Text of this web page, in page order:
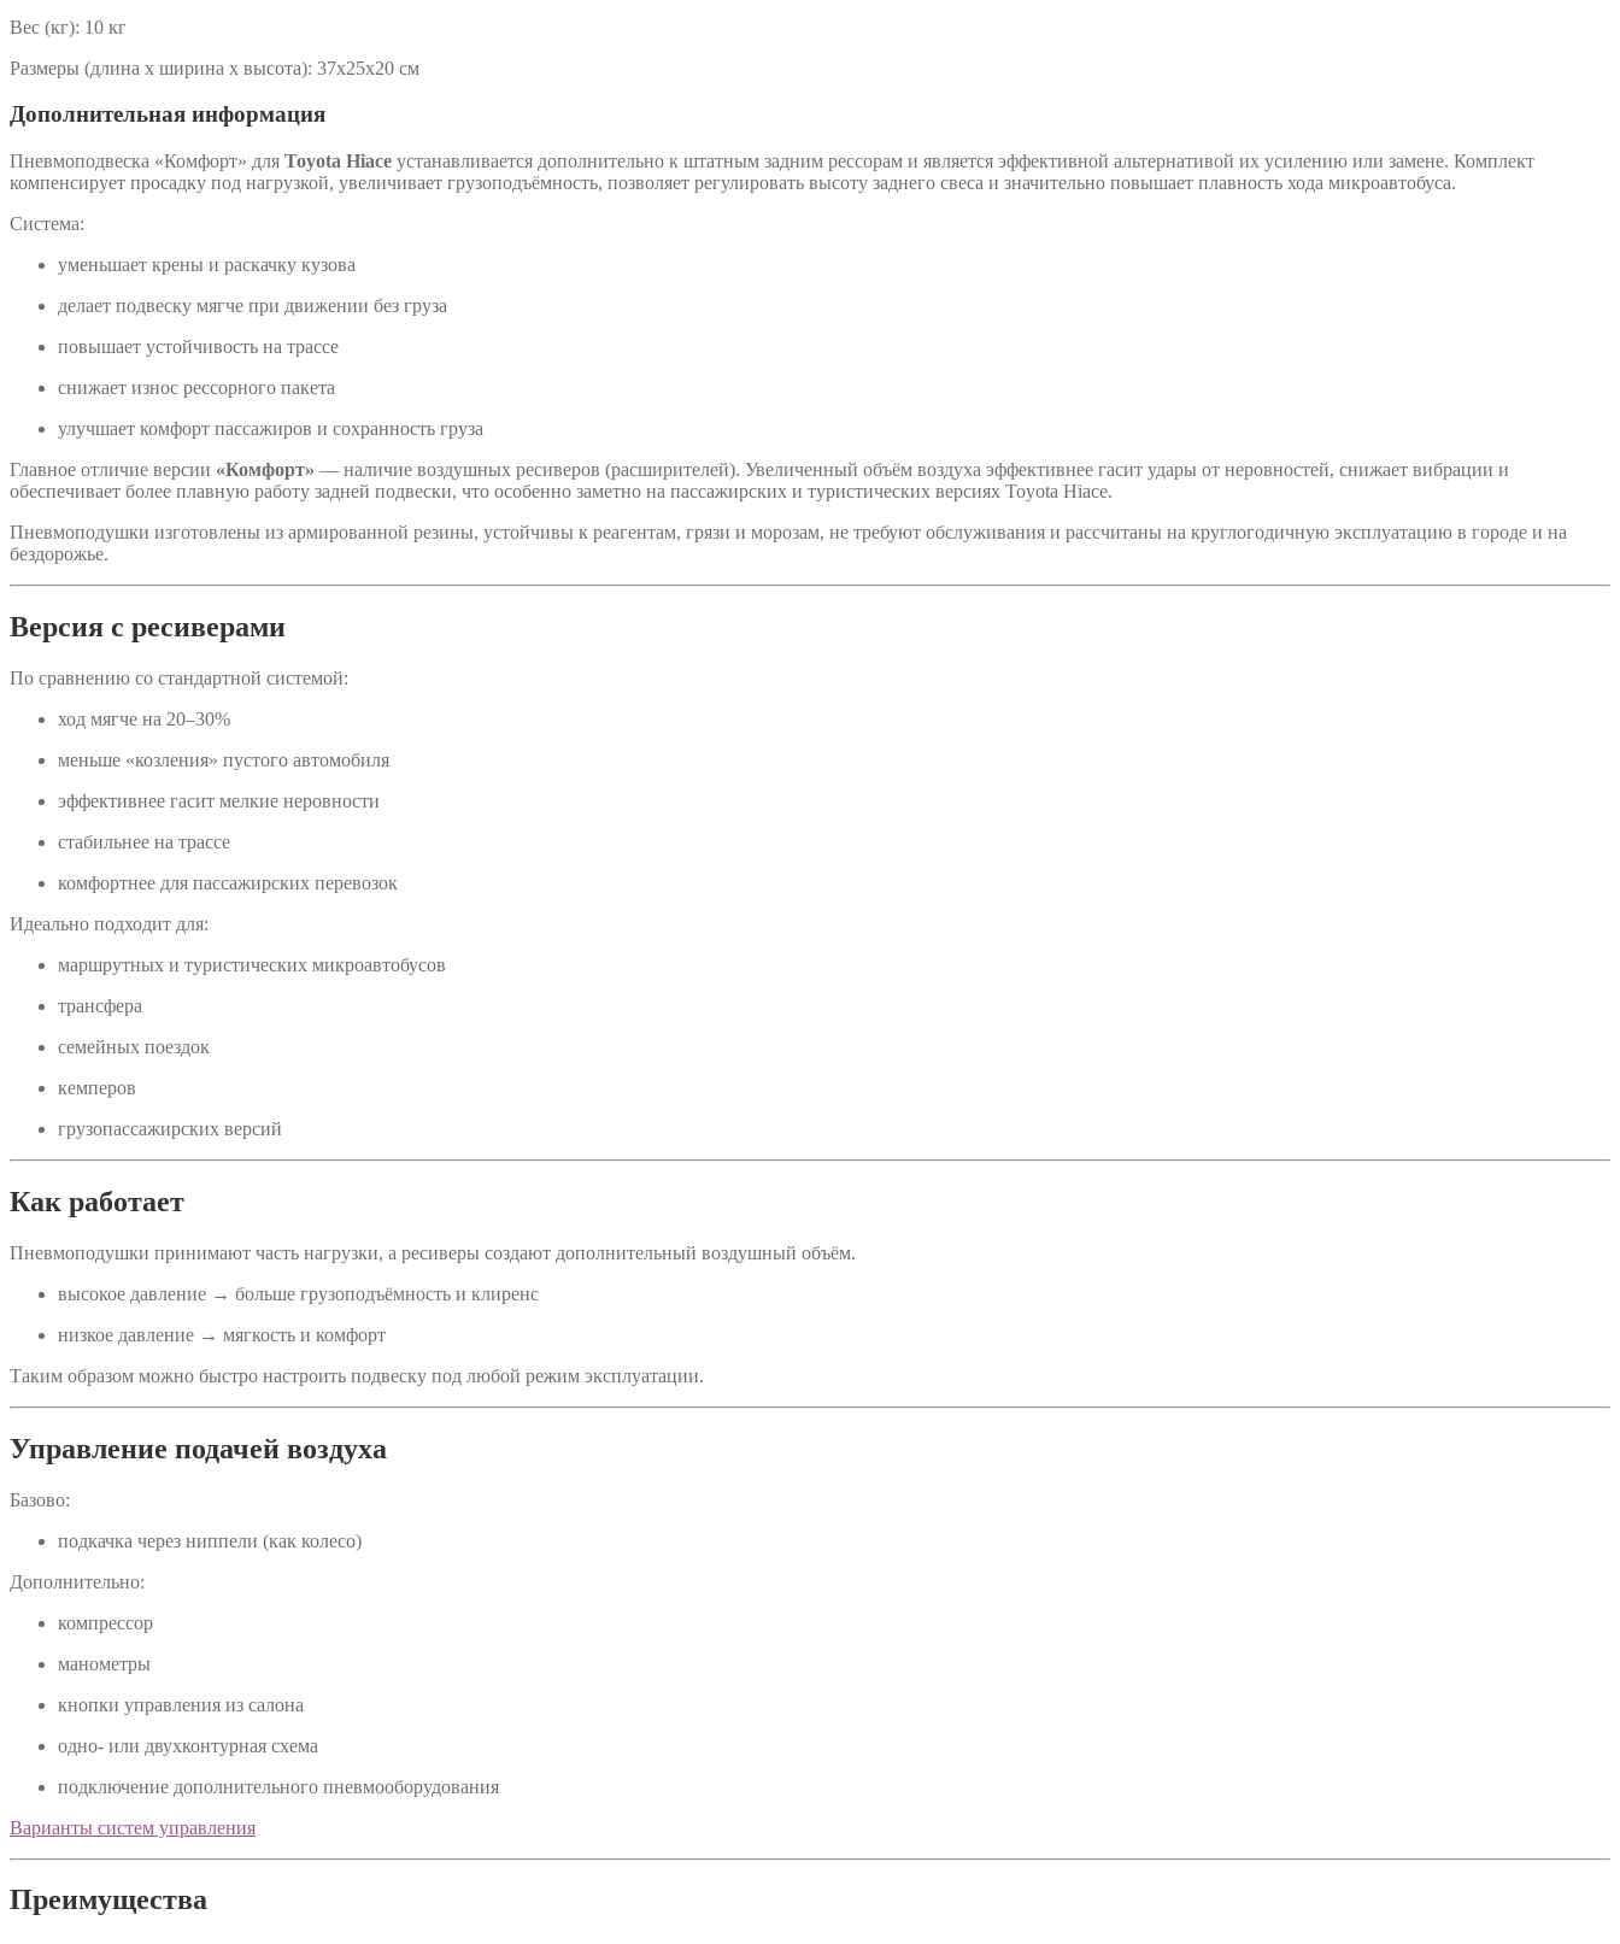
Вес (кг): 10 кг
Размеры (длина x ширина x высота): 37x25x20 см
Дополнительная информация
Пневмоподвеска «Комфорт» для Toyota Hiace устанавливается дополнительно к штатным задним рессорам и является эффективной альтернативой их усилению или замене. Комплект
компенсирует просадку под нагрузкой, увеличивает грузоподъёмность, позволяет регулировать высоту заднего свеса и значительно повышает плавность хода микроавтобуса.
Система:
уменьшает крены и раскачку кузова
делает подвеску мягче при движении без груза
повышает устойчивость на трассе
снижает износ рессорного пакета
улучшает комфорт пассажиров и сохранность груза
Главное отличие версии «Комфорт» — наличие воздушных ресиверов (расширителей). Увеличенный объём воздуха эффективнее гасит удары от неровностей, снижает вибрации и
обеспечивает более плавную работу задней подвески, что особенно заметно на пассажирских и туристических версиях Toyota Hiace.
Пневмоподушки изготовлены из армированной резины, устойчивы к реагентам, грязи и морозам, не требуют обслуживания и рассчитаны на круглогодичную эксплуатацию в городе и на
бездорожье.
Версия с ресиверами
По сравнению со стандартной системой:
ход мягче на 20–30%
меньше «козления» пустого автомобиля
эффективнее гасит мелкие неровности
стабильнее на трассе
комфортнее для пассажирских перевозок
Идеально подходит для:
маршрутных и туристических микроавтобусов
трансфера
семейных поездок
кемперов
грузопассажирских версий
Как работает
Пневмоподушки принимают часть нагрузки, а ресиверы создают дополнительный воздушный объём.
высокое давление → больше грузоподъёмность и клиренс
низкое давление → мягкость и комфорт
Таким образом можно быстро настроить подвеску под любой режим эксплуатации.
Управление подачей воздуха
Базово:
подкачка через ниппели (как колесо)
Дополнительно:
компрессор
манометры
кнопки управления из салона
одно- или двухконтурная схема
подключение дополнительного пневмооборудования
Варианты систем управления
Преимущества